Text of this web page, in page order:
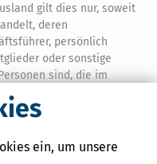
ein, um unsere
gilt dies nur, soweit
deren
persönlich
oder sonstige
sind, die im
den Befugnissen
den